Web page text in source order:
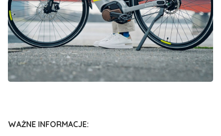
WAŻNE INFORMACJE: